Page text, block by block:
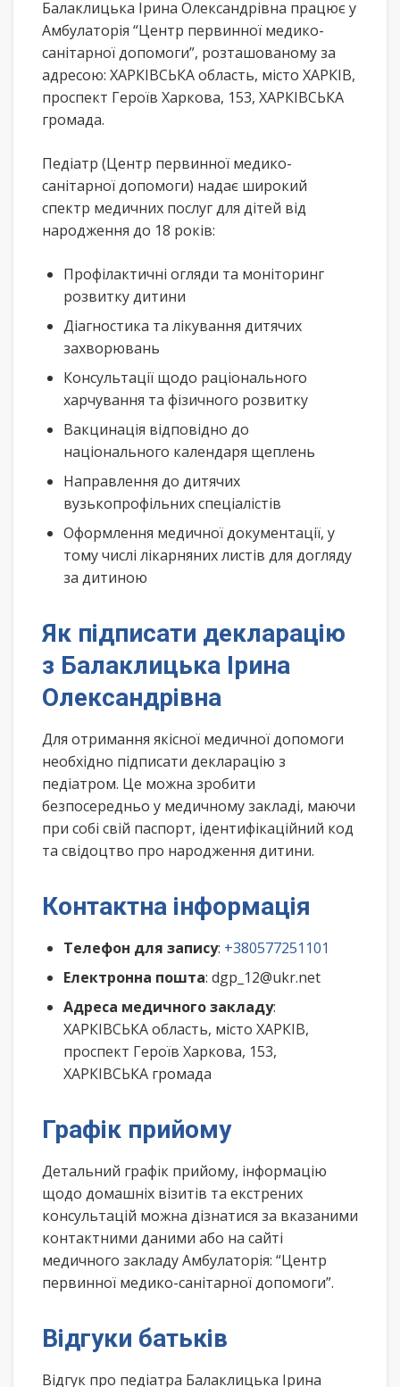
Балаклицька Ірина Олександрівна працює у
Амбулаторія “Центр первинної медико-
санітарної допомоги”, розташованому за
адресою: ХАРКІВСЬКА область, місто ХАРКІВ,
проспект Героїв Харкова, 153, ХАРКІВСЬКА
громада.
Педіатр (Центр первинної медико-
санітарної допомоги) надає широкий
спектр медичних послуг для дітей від
народження до 18 років:
Профілактичні огляди та моніторинг
розвитку дитини
Діагностика та лікування дитячих
захворювань
Консультації щодо раціонального
харчування та фізичного розвитку
Вакцинація відповідно до
національного календаря щеплень
Направлення до дитячих
вузькопрофільних спеціалістів
Оформлення медичної документації, у
тому числі лікарняних листів для догляду
за дитиною
Як підписати декларацію
з Балаклицька Ірина
Олександрівна
Для отримання якісної медичної допомоги
необхідно підписати декларацію з
педіатром. Це можна зробити
безпосередньо у медичному закладі, маючи
при собі свій паспорт, ідентифікаційний код
та свідоцтво про народження дитини.
Контактна інформація
Телефон для запису: +380577251101
Електронна пошта: dgp_12@ukr.net
Адреса медичного закладу:
ХАРКІВСЬКА область, місто ХАРКІВ,
проспект Героїв Харкова, 153,
ХАРКІВСЬКА громада
Графік прийому
Детальний графік прийому, інформацію
щодо домашніх візитів та екстрених
консультацій можна дізнатися за вказаними
контактними даними або на сайті
медичного закладу Амбулаторія: “Центр
первинної медико-санітарної допомоги”.
Відгуки батьків
Відгук про педіатра Балаклицька Ірина